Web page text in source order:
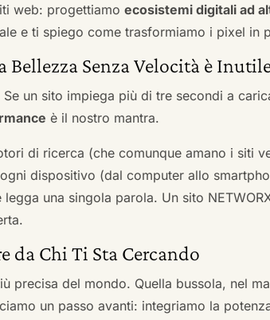
web: progettiamoecosistemi digitali ad
e ti spiego come trasformiamo i pixel in
Bellezza Senza Velocità è
un sito impiega più di tre secondi a
è il nostro mantra.
di ricerca (che comunque amano i siti
dispositivo (dal computer allo
legga una singola parola. Un sito
da Chi Ti Sta Cercando
precisa del mondo. Quella bussola, nel
un passo avanti: integriamo la